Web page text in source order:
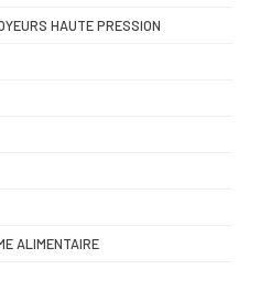
HAUTE PRESSION
ALIMENTAIRE